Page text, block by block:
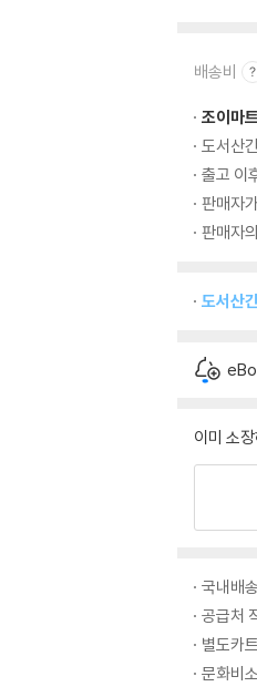
배송비
조이마
도서산
출고 이
판매자
판매자
도서산
이미 소
국내배
공급처
별도카트
문화비